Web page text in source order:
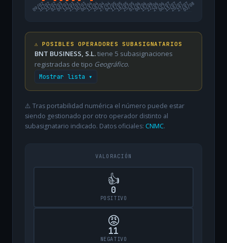
09/02
16/0223/0202/0309/0316/0323/0330/0306/0413/0420/0427/0404/0511/0518/0525/0501/0608/0615/0622/0629/0606/0713/0720/0727/07
03/08
⚠️ POSIBLES OPERADORES SUBASIGNATARIOS
BNT BUSINESS, S.L.tiene 5 subasignaciones
registradas de tipo Geográfico.
Mostrar lista ▾
⚠️ Tras portabilidad numérica el número puede estar
siendo gestionado por otro operador distinto al
subasignatario indicado. Datos oficiales: CNMC.
VALORACIÓN
👍
0
POSITIVO
😡
11
NEGATIVO